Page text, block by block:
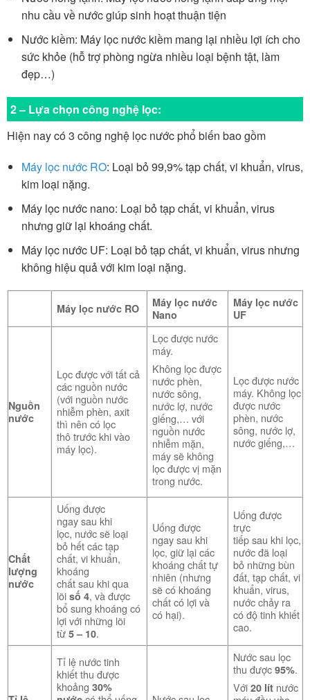
nhu cầu về nước giúp sinh hoạt thuận tiện
Nước kiềm: Máy lọc nước kiềm mang lại nhiều lợi ích cho
sức khỏe (hỗ trợ phòng ngừa nhiều loại bệnh tật, làm
đẹp…)
2 – Lựa chọn công nghệ lọc:
Hiện nay có 3 công nghệ lọc nước phổ biến bao gồm
Máy lọc nước RO: Loại bỏ 99,9% tạp chất, vi khuẩn, virus,
kim loại nặng.
Máy lọc nước nano: Loại bỏ tạp chất, vi khuẩn, virus
nhưng giữ lại khoáng chất.
Máy lọc nước UF: Loại bỏ tạp chất, vi khuẩn, virus nhưng
không hiệu quả với kim loại nặng.
Máy lọc nước RO
Máy lọc nước
Nano
Máy lọc nước
UF
Nguồn
nước
Lọc được với tất cả
các nguồn nước
(với nguồn nước
nhiễm phèn, axit
thì nên có lọc
thô trước khi vào
máy lọc).
Lọc được nước
máy.
Không lọc được
nước phèn,
nước sông,
nước lợ, nước
giếng,… với
nguồn nước
nhiễm mặn,
máy sẽ không
lọc được vị mặn
trong nước.
Lọc được nước
máy. Không lọc
được nước
phèn, nước
sông, nước lợ,
nước giếng,…
Chất
lượng
nước
Uống được
ngay sau khi
lọc, nước sẽ loại
bỏ hết các tạp
chất, vi khuẩn,
khoáng
chất sau khi qua
lõisố 4, và được
bổ sung khoáng có
lợi với những lõi
từ5 – 10.
Uống được
ngay sau khi
lọc, giữ lại các
khoáng chất tự
nhiên (nhưng
sẽ có khoáng
chất có lợi và
có hại).
Uống được
trực
tiếp sau khi lọc,
nước đã loại
bỏ những bùn
đất, tạp chất, vi
khuẩn, virus,
nước chảy ra
có độ tinh khiết
cao.
Tỉ lệ nước tinh
khiết thu được
khoảng30%
Nước sau lọc
thu được95%.
Với20 lít nước